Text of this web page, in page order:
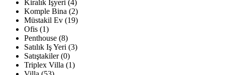
Kiralık İşyeri (4)
Komple Bina (2)
Müstakil Ev (19)
Ofis (1)
Penthouse (8)
Satılık Iş Yeri (3)
Satıştakiler (0)
Triplex Villa (1)